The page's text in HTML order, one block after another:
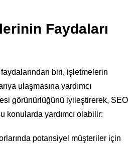
Faydaları
biri, işletmelerin
ulaşmasına yardımcı
görünürlüğünü iyileştirerek, SEO
konularda yardımcı olabilir:
potansiyel müşteriler için